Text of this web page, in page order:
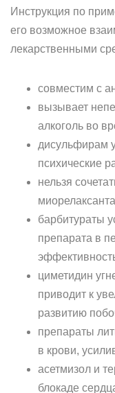
Инструкция по
его возможное
лекарственными
совместим с
вызывает
алкоголь во
дисульфирам
психические
нельзя
барбитураты
препарата в
циметидин
приводит к
развитию
препараты
в крови,
асетмизол и
блокаде